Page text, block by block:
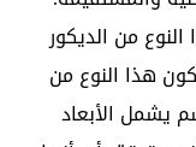
من الديكور
هذا النوع من
يشمل الأبعاد